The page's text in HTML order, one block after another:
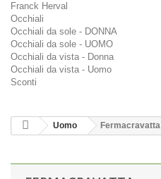
Franck Herval
Occhiali
Occhiali da sole - DONNA
Occhiali da sole - UOMO
Occhiali da vista - Donna
Occhiali da vista - Uomo
Sconti
Uomo Fermacravatta